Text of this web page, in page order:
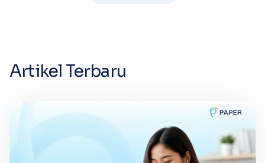
Artikel Terbaru